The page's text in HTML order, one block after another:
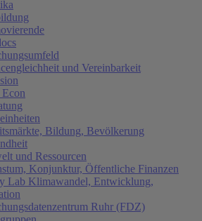
und Vereinbarkeit
Bildung, Bevölkerung
und Ressourcen
Konjunktur, Öffentliche Finanzen
Lab Klimawandel, Entwicklung,
Ruhr (FDZ)